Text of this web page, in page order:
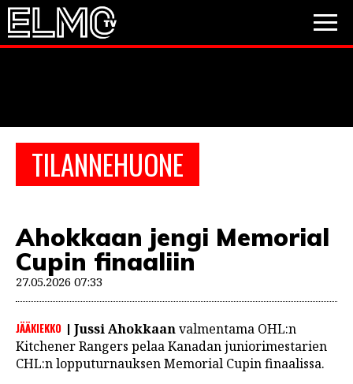
TILANNEHUONE
Ahokkaan jengi Memorial
Cupin finaaliin
27.05.2026 07:33
JÄÄKIEKKO Jussi Ahokkaanvalmentama OHL:n
Kitchener Rangers pelaa Kanadan juniorimestarien
CHL:n lopputurnauksen Memorial Cupin finaalissa.
PESÄPALLO
VIDEOT
JALKAPALLO
EM2021
Huuhkajat
JÄÄKIEKKO
PESÄPALLO
F1
LINTU VAI KALA